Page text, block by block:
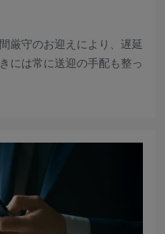
厳守のお迎えにより、遅延
には常に送迎の手配も整っ